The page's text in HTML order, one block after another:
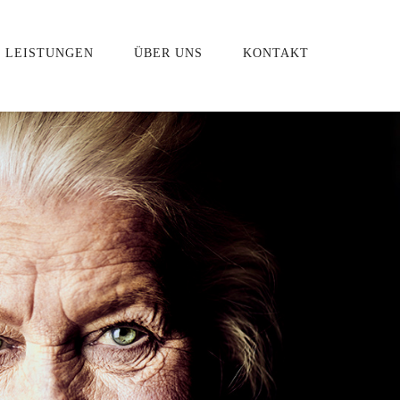
LEISTUNGEN ÜBER UNS KONTAKT